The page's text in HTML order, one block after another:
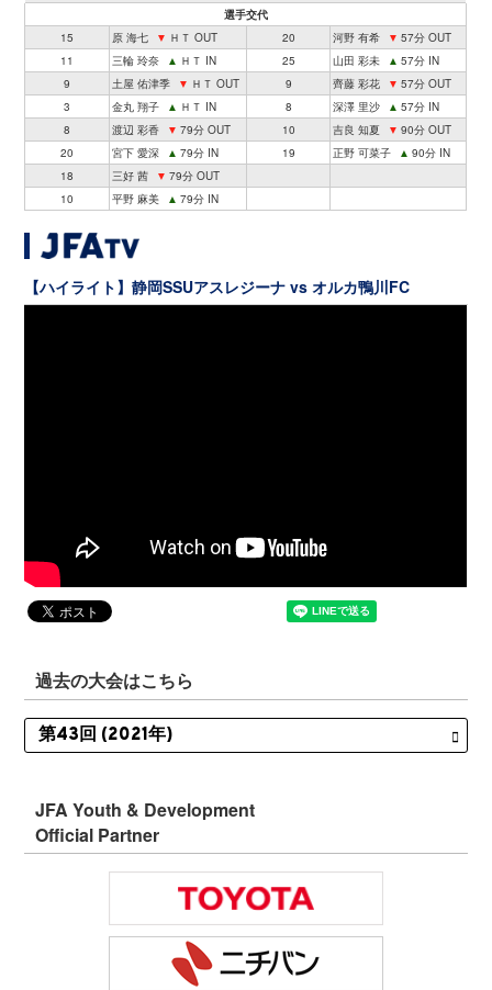
選手交代
15
原 海七 ▼ ＨＴ OUT 20 河野 有希 ▼ 57分 OUT
11
三輪 玲奈 ▲ ＨＴ IN 25 山田 彩未 ▲ 57分 IN
9
土屋 佑津季 ▼ ＨＴ OUT 9 齊藤 彩花 ▼ 57分 OUT
3
金丸 翔子 ▲ ＨＴ IN 8 深澤 里沙 ▲ 57分 IN
8
渡辺 彩香 ▼ 79分 OUT 10 吉良 知夏 ▼ 90分 OUT
20
宮下 愛深 ▲ 79分 IN 19 正野 可菜子 ▲ 90分 IN
18
三好 茜 ▼ 79分 OUT
10
平野 麻美 ▲ 79分 IN
【ハイライト】静岡SSUアスレジーナ vs オルカ鴨川FC
過去の大会はこちら
JFA Youth & Development
Official Partner